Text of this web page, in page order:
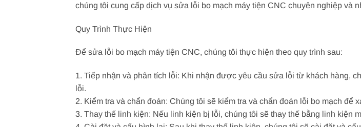
chúng tôi cung cấp dịch vụ sửa lỗi bo mạch máy tiện CNC chuyên nghiệp và
Quy Trình Thực Hiện
Để sửa lỗi bo mạch máy tiện CNC, chúng tôi thực hiện theo quy trình sau:
1. Tiếp nhận và phân tích lỗi: Khi nhận được yêu cầu sửa lỗi từ khách hàng,
lỗi.
2. Kiểm tra và chẩn đoán: Chúng tôi sẽ kiểm tra và chẩn đoán lỗi bo mạch để
3. Thay thế linh kiện: Nếu linh kiện bị lỗi, chúng tôi sẽ thay thế bằng linh kiện